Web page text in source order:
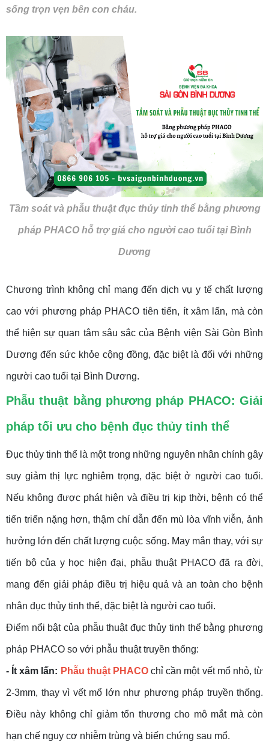
sống trọn vẹn bên con cháu.
Tầm soát và phẫu thuật đục thủy tinh thể bằng phương
pháp PHACO hỗ trợ giá cho người cao tuổi tại Bình
Dương
Chương trình không chỉ mang đến dịch vụ y tế chất lượng
cao với phương pháp PHACO tiên tiến, ít xâm lấn, mà còn
thể hiện sự quan tâm sâu sắc của Bệnh viện Sài Gòn Bình
Dương đến sức khỏe cộng đồng, đặc biệt là đối với những
người cao tuổi tại Bình Dương.
Phẫu thuật bằng phương pháp PHACO: Giải
pháp tối ưu cho bệnh đục thủy tinh thể
Đục thủy tinh thể là một trong những nguyên nhân chính gây
suy giảm thị lực nghiêm trọng, đặc biệt ở người cao tuổi.
Nếu không được phát hiện và điều trị kịp thời, bệnh có thể
tiến triển nặng hơn, thậm chí dẫn đến mù lòa vĩnh viễn, ảnh
hưởng lớn đến chất lượng cuộc sống. May mắn thay, với sự
tiến bộ của y học hiện đại, phẫu thuật PHACO đã ra đời,
mang đến giải pháp điều trị hiệu quả và an toàn cho bệnh
nhân đục thủy tinh thể, đặc biệt là người cao tuổi.
Điểm nổi bật của phẫu thuật đục thủy tinh thể bằng phương
pháp PHACO so với phẫu thuật truyền thống:
- Ít xâm lấn: Phẫu thuật PHACOchỉ cần một vết mổ nhỏ, từ
2-3mm, thay vì vết mổ lớn như phương pháp truyền thống.
Điều này không chỉ giảm tổn thương cho mô mắt mà còn
hạn chế nguy cơ nhiễm trùng và biến chứng sau mổ.